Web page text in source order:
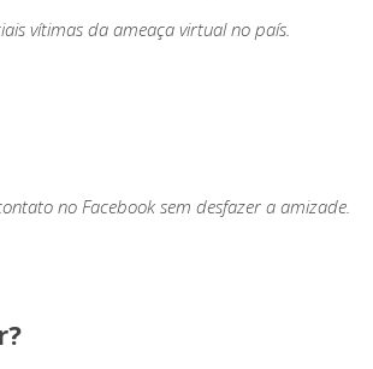
vítimas da ameaça virtual no país.
no Facebook sem desfazer a amizade.